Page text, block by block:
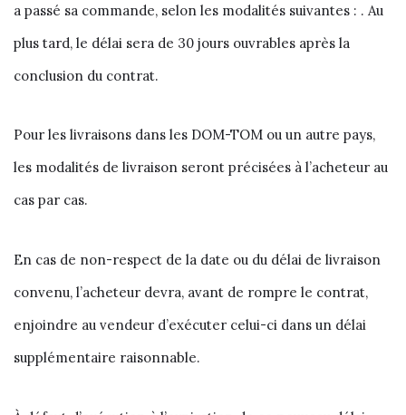
a passé sa commande, selon les modalités suivantes : . Au
plus tard, le délai sera de 30 jours ouvrables après la
conclusion du contrat.
Pour les livraisons dans les DOM-TOM ou un autre pays,
les modalités de livraison seront précisées à l’acheteur au
cas par cas.
En cas de non-respect de la date ou du délai de livraison
convenu, l’acheteur devra, avant de rompre le contrat,
enjoindre au vendeur d’exécuter celui-ci dans un délai
supplémentaire raisonnable.